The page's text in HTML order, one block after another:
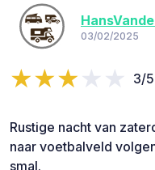
03/02/2025
3/5
Rustige nacht van
naar voetbalveld
smal.